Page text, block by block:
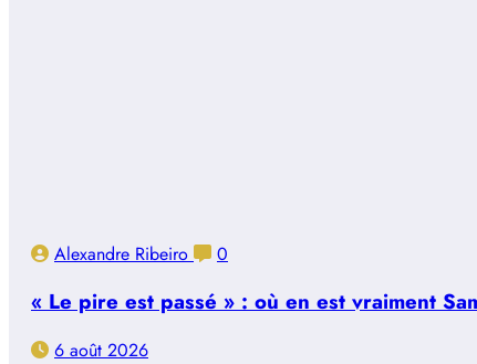
Alexandre Ribeiro 0
« Le pire est passé » : où en est vraiment
6 août 2026